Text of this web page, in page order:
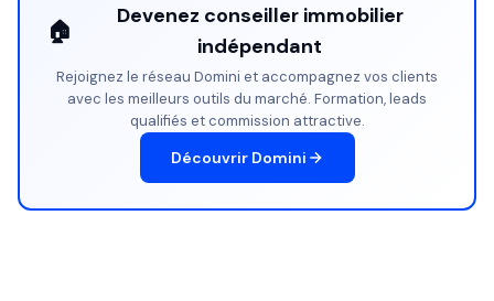
🏠
Devenez conseiller immobilier
indépendant
Rejoignez le réseau Domini et accompagnez vos clients
avec les meilleurs outils du marché. Formation, leads
qualifiés et commission attractive.
Découvrir Domini